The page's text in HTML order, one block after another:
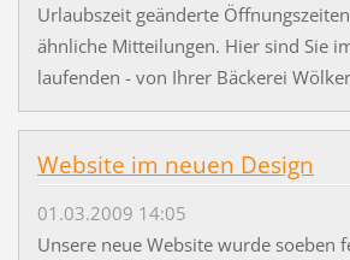
Urlaubszeit geänderte
ähnliche Mitteilungen. Hier sind Sie
laufenden - von Ihrer Bäckerei Wölker
Website im neuen Design
01.03.2009 14:05
Unsere neue Website wurde soeben